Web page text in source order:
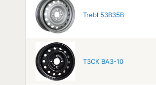
Trebl 53B35B
ТЗСК ВАЗ-10